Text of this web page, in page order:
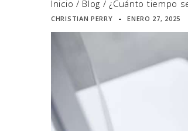
Inicio / Blog /¿Cuánto tiempo
CHRISTIAN PERRY ▪ ENERO 27, 2025